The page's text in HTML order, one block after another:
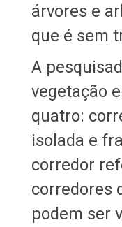
árvores e
que é sem
A
vegetação
quatro:
isolada e
corredor
corredores
podem ser